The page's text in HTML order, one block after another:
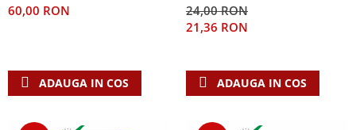
Teologie
Dogmatica
Misiune
60,00 RON
ADAUGA IN COS
24,00 RON
21,36 RON
ADAUGA IN COS